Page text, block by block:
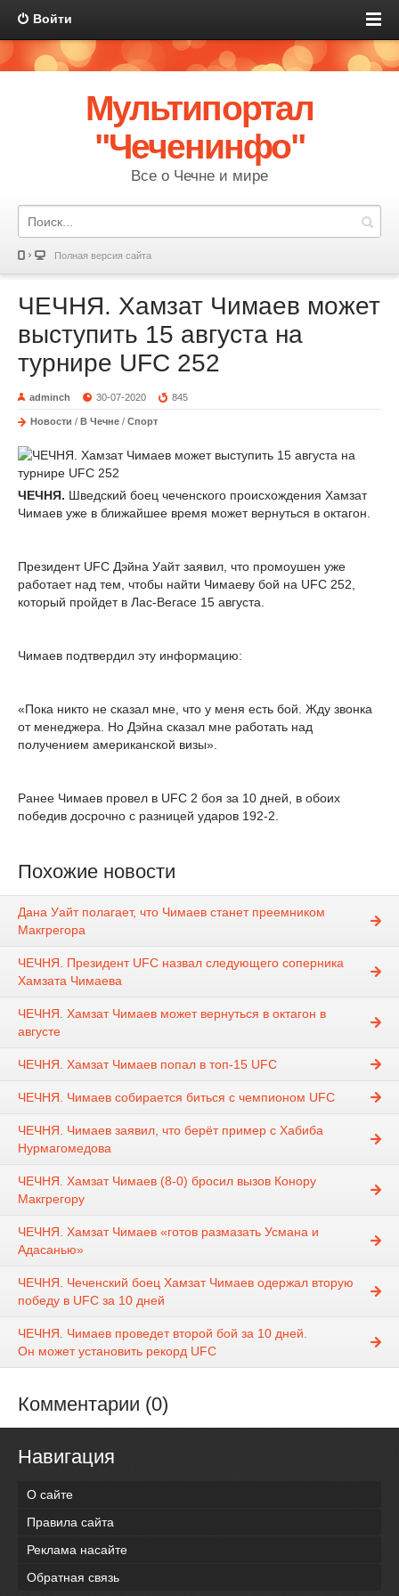
Войти
Мультипортал
"Чеченинфо"
Все о Чечне и мире
Полная версия сайта
ЧЕЧНЯ. Хамзат Чимаев может
выступить 15 августа на
турнире UFC 252
adminch 30-07-2020 845
Новости / В Чечне / Спорт
ЧЕЧНЯ. Шведский боец чеченского происхождения Хамзат
Чимаев уже в ближайшее время может вернуться в октагон.
Президент UFC Дэйна Уайт заявил, что промоушен уже
работает над тем, чтобы найти Чимаеву бой на UFC 252,
который пройдет в Лас-Вегасе 15 августа.
Чимаев подтвердил эту информацию:
«Пока никто не сказал мне, что у меня есть бой. Жду звонка
от менеджера. Но Дэйна сказал мне работать над
получением американской визы».
Ранее Чимаев провел в UFC 2 боя за 10 дней, в обоих
победив досрочно с разницей ударов 192-2.
Похожие новости
Дана Уайт полагает, что Чимаев станет преемником
Макгрегора
ЧЕЧНЯ. Президент UFC назвал следующего соперника
Хамзата Чимаева
ЧЕЧНЯ. Хамзат Чимаев может вернуться в октагон в
августе
ЧЕЧНЯ. Хамзат Чимаев попал в топ-15 UFC
ЧЕЧНЯ. Чимаев собирается биться с чемпионом UFC
ЧЕЧНЯ. Чимаев заявил, что берёт пример с Хабиба
Нурмагомедова
ЧЕЧНЯ. Хамзат Чимаев (8-0) бросил вызов Конору
Макгрегору
ЧЕЧНЯ. Хамзат Чимаев «готов размазать Усмана и
Адасанью»
ЧЕЧНЯ. Чеченский боец Хамзат Чимаев одержал вторую
победу в UFC за 10 дней
ЧЕЧНЯ. Чимаев проведет второй бой за 10 дней.
Он может установить рекорд UFC
Комментарии (0)
Навигация
О сайте
Правила сайта
Реклама насайте
Обратная связь